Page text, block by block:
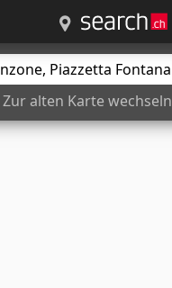
Zur alten Karte wechseln